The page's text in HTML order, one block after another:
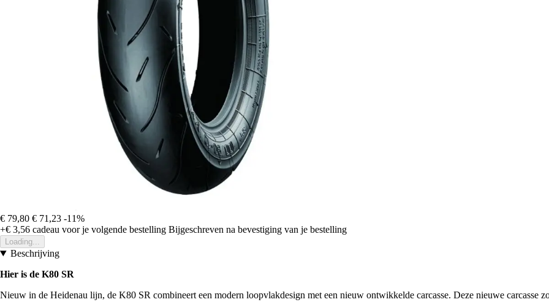
€ 79,80 € 71,23 -11%
+€ 3,56 cadeau voor je volgende bestelling Bijgeschreven na bevestiging van je bestelling
Loading...
Beschrijving
Hier is de K80 SR
Nieuw in de Heidenau lijn, de K80 SR combineert een modern loopvlakdesign met een nieuw ontwikkelde carcasse. Deze nieuwe carcasse